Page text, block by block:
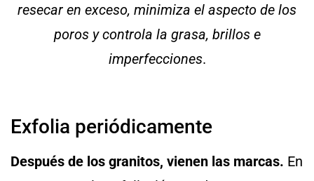
resecar en exceso, minimiza el aspecto de los
poros y controla la grasa, brillos e
imperfecciones.
Exfolia periódicamente
Después de los granitos, vienen las marcas. En